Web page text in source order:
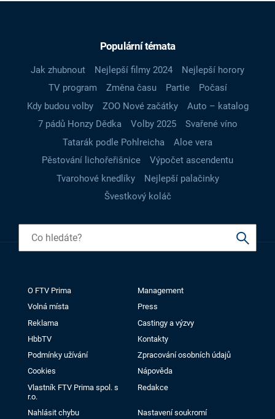
Populární témata
Jak zhubnout Nejlepší filmy 2024
Nejlepší horory
TV program
Změna času Partie
Počasí
Kdy budou volby
ZOO Nové začátky
Auto – katalog
7 pádů Honzy Dědka
Volby 2025
Svařené víno
Tatarák podle Pohlreicha
Aloe vera
Pěstování lichořeřišnice
Výpočet ascendentu
Tvarohové knedlíky
Nejlepší palačinky
Švestkový koláč
O FTV Prima
Management
Volná místa
Press
Reklama
Castingy a výzvy
HbbTV
Kontakty
Podmínky užívání
Zpracování osobních údajů
Cookies
Nápověda
Vlastník FTV Prima spol. s
r.o.
Redakce
Nahlásit chybu Nastavení soukromí